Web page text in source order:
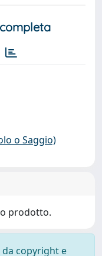
o Saggio)
prodotto.
copyright e